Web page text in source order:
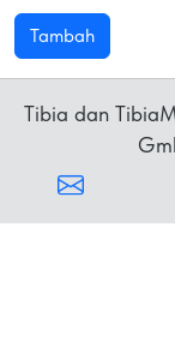
Tambah
Tibia dan